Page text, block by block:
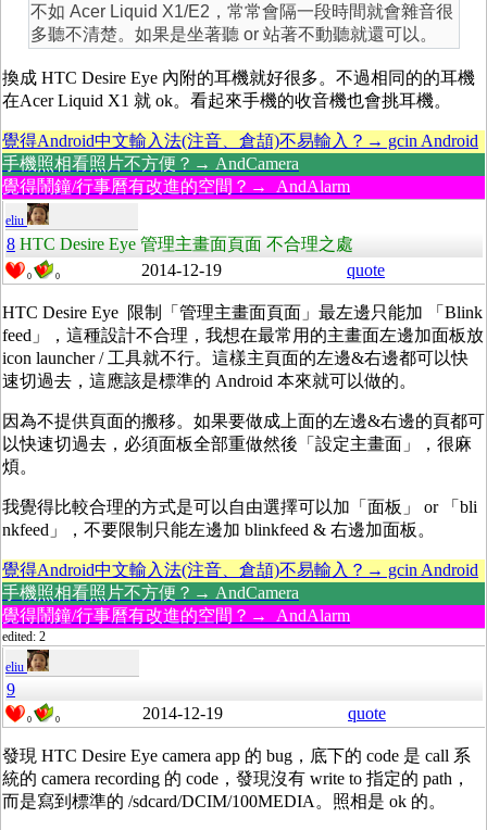
不如 Acer Liquid X1/E2，常常會隔一段時間就會雜音很
多聽不清楚。如果是坐著聽 or 站著不動聽就還可以。
換成 HTC Desire Eye 內附的耳機就好很多。不過相同的的耳機
在Acer Liquid X1 就 ok。看起來手機的收音機也會挑耳機。
覺得Android中文輸入法(注音、倉頡)不易輸入？→ gcin Android
手機照相看照片不方便？→ AndCamera
覺得鬧鐘/行事曆有改進的空間？→ AndAlarm
eliu
8 HTC Desire Eye 管理主畫面頁面 不合理之處
0 0 2014-12-19 quote
HTC Desire Eye 限制「管理主畫面頁面」最左邊只能加 「Blink
feed」，這種設計不合理，我想在最常用的主畫面左邊加面板放
icon launcher / 工具就不行。這樣主頁面的左邊&右邊都可以快
速切過去，這應該是標準的 Android 本來就可以做的。
因為不提供頁面的搬移。如果要做成上面的左邊&右邊的頁都可
以快速切過去，必須面板全部重做然後「設定主畫面」，很麻
煩。
我覺得比較合理的方式是可以自由選擇可以加「面板」 or 「bli
nkfeed」，不要限制只能左邊加 blinkfeed & 右邊加面板。
覺得Android中文輸入法(注音、倉頡)不易輸入？→ gcin Android
手機照相看照片不方便？→ AndCamera
覺得鬧鐘/行事曆有改進的空間？→ AndAlarm
edited: 2
eliu
9
0 0 2014-12-19 quote
發現 HTC Desire Eye camera app 的 bug，底下的 code 是 call 系
統的 camera recording 的 code，發現沒有 write to 指定的 path，
而是寫到標準的 /sdcard/DCIM/100MEDIA。照相是 ok 的。